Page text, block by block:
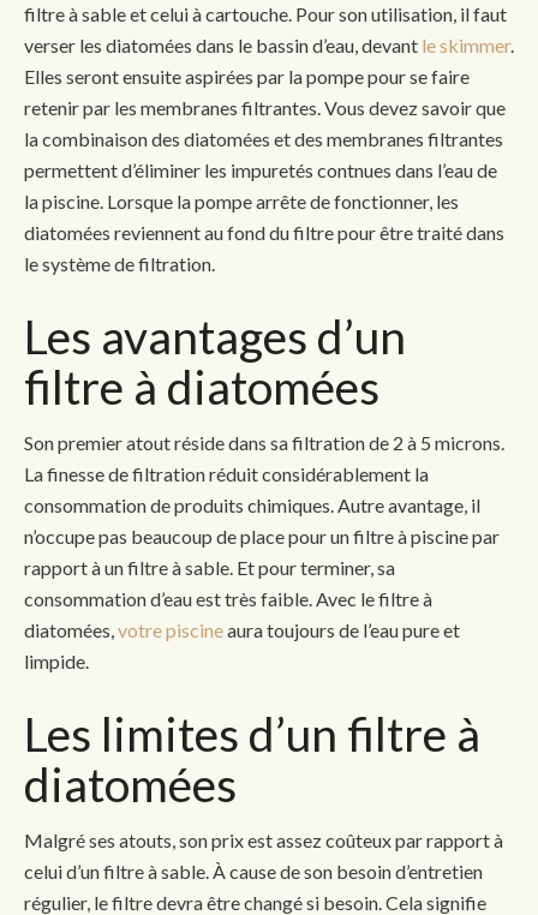
filtre à sable et celui à cartouche. Pour son utilisation, il faut
verser les diatomées dans le bassin d’eau, devant le skimmer.
Elles seront ensuite aspirées par la pompe pour se faire
retenir par les membranes filtrantes. Vous devez savoir que
la combinaison des diatomées et des membranes filtrantes
permettent d’éliminer les impuretés contnues dans l’eau de
la piscine. Lorsque la pompe arrête de fonctionner, les
diatomées reviennent au fond du filtre pour être traité dans
le système de filtration.
Les avantages d’un
filtre à diatomées
Son premier atout réside dans sa filtration de 2 à 5 microns.
La finesse de filtration réduit considérablement la
consommation de produits chimiques. Autre avantage, il
n’occupe pas beaucoup de place pour un filtre à piscine par
rapport à un filtre à sable. Et pour terminer, sa
consommation d’eau est très faible. Avec le filtre à
diatomées, votre piscineaura toujours de l’eau pure et
limpide.
Les limites d’un filtre à
diatomées
Malgré ses atouts, son prix est assez coûteux par rapport à
celui d’un filtre à sable. À cause de son besoin d’entretien
régulier, le filtre devra être changé si besoin. Cela signifie